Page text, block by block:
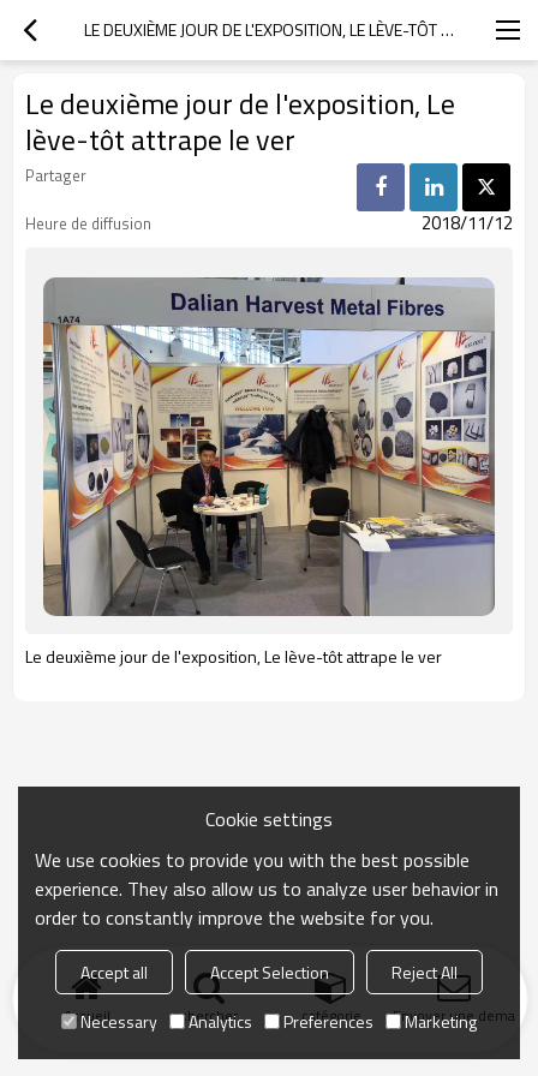
LE DEUXIÈME JOUR DE L'EXPOSITION, LE LÈVE-TÔT ATTRAPE LE VER
Le deuxième jour de l'exposition, Le
lève-tôt attrape le ver
Partager
Heure de diffusion
2018/11/12
Le deuxième jour de l'exposition, Le lève-tôt attrape le ver
Accueil chercher catégorie Envoyer une
Cookie settings
We use cookies to provide you with the best possible
experience. They also allow us to analyze user behavior in
order to constantly improve the website for you.
Accept all Accept Selection
Reject All
Necessary
Analytics Preferences Marketing